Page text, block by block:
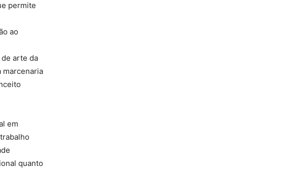
permite
ao
arte da
marcenaria
em
quanto